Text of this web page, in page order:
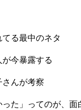
る最中のネタ
今暴露する
んが考察
った」ってのが、面